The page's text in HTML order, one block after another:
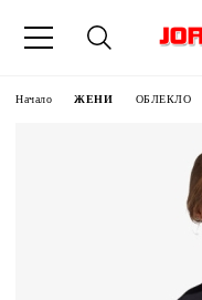
Начало ЖЕНИ ОБЛЕКЛО